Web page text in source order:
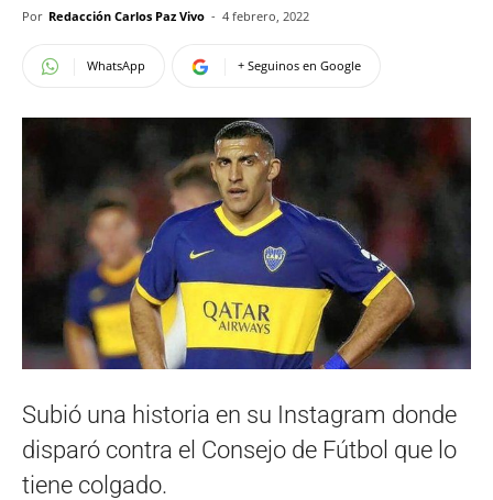
Por Redacción Carlos Paz Vivo - 4 febrero, 2022
WhatsApp + Seguinos en Google
Subió una historia en su Instagram donde
disparó contra el Consejo de Fútbol que lo
tiene colgado.